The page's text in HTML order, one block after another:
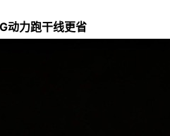
动力跑干线更省